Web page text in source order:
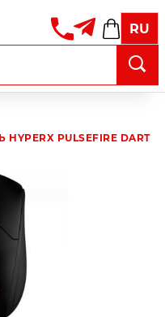
RU
PULSEFIRE DART